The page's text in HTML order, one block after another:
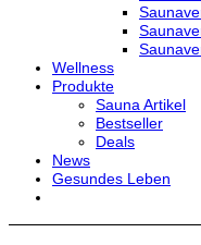
Wellness
Produkte
Sauna Artikel
Bestseller
Deals
News
Gesundes Leben